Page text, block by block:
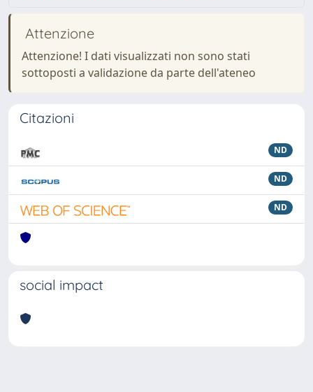
Attenzione
Attenzione! I dati visualizzati non sono stati
sottoposti a validazione da parte dell'ateneo
Citazioni
ND
ND
ND
social impact